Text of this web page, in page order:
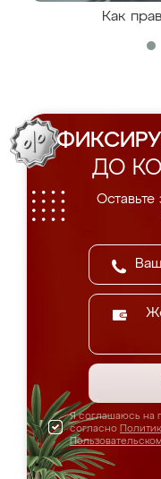
Как
ДО
Оставьте
Я соглашаюсь на
согласно